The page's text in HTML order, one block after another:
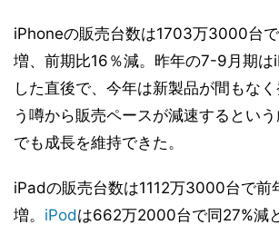
iPhoneの販売台数は1703万3000台
増、前期比16％減。昨年の7-9月期
した直後で、今年は新製品が間もな
う噂から販売ペースが減速するとい
でも成長を維持できた。
iPadの販売台数は1112万3000台で前
増。 iPodは662万2000台で同27%減